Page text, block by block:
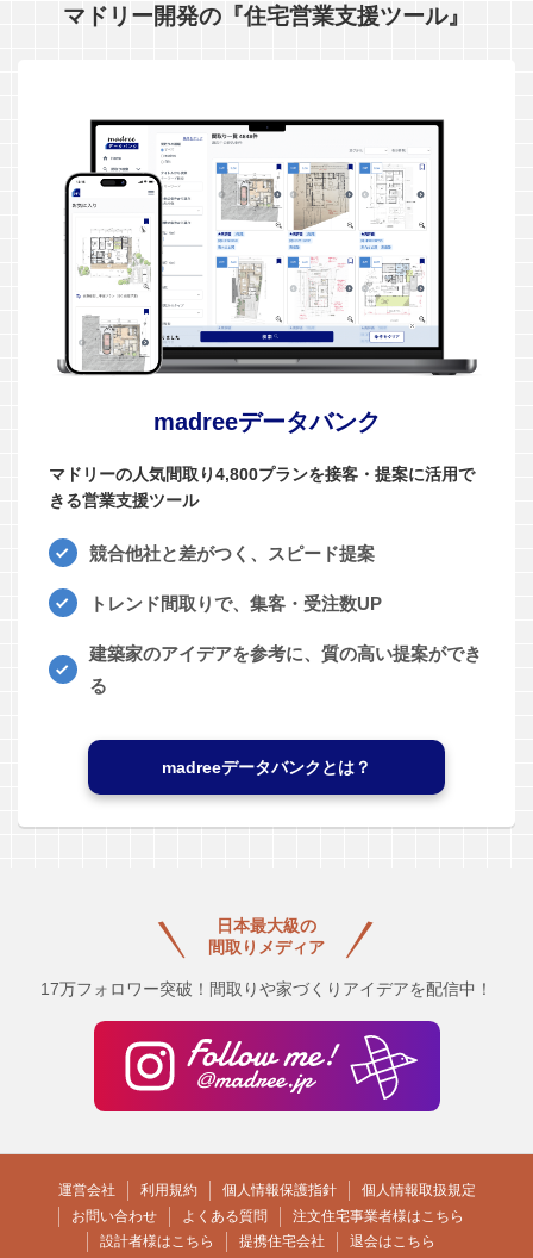
マドリー開発の『住宅営業支援ツール』
madreeデータバンク
マドリーの人気間取り4,800プランを接客・提案に活用で
きる営業支援ツール
競合他社と差がつく、スピード提案
トレンド間取りで、集客・受注数UP
建築家のアイデアを参考に、質の高い提案ができ
る
madreeデータバンクとは？
日本最大級の
間取りメディア
17万フォロワー突破！間取りや家づくりアイデアを配信中！
運営会社 利用規約 個人情報保護指針
個人情報取扱規定
お問い合わせ
よくある質問
注文住宅事業者様はこちら
設計者様はこちら
提携住宅会社 退会はこちら